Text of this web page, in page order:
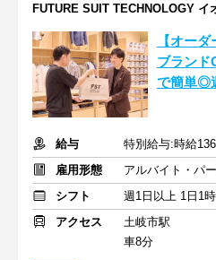
FUTURE SUIT TECHNOLOGY イ
【オー
ブランド
で簡単◎
給与
雇用形態
アルバイト・パ
シフト
週1日以上 1日1
アクセス
土岐市駅
車8分